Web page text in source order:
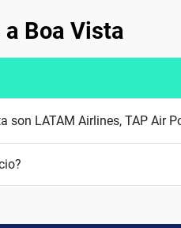
Boa Vista
LATAM Airlines, TAP Air